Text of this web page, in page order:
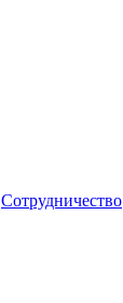
Сотрудничество